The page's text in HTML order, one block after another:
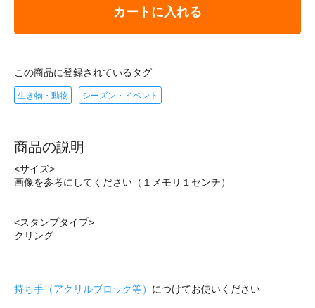
カートに入れる
この商品に登録されているタグ
生き物・動物 シーズン・イベント
商品の説明
<サイズ>
画像を参考にしてください（１メモリ１センチ）
<スタンプタイプ>
クリング
持ち手（アクリルブロック等） につけてお使いください